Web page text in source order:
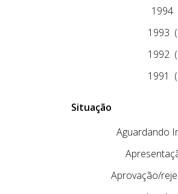
1994
1993
1992
1991
Situação
Aguardando
Aprovação/